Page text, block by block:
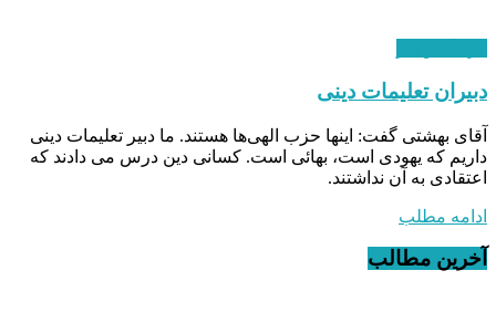
دبیران تعلیمات دینی
آقای بهشتی گفت: اينها حزب الهی‌ها هستند. ما دبير تعليمات دينی
داريم كه يهودی است، بهائی است. كسانی دين درس می دادند كه
اعتقادی به آن نداشتند.
ادامه مطلب
آخرین مطالب